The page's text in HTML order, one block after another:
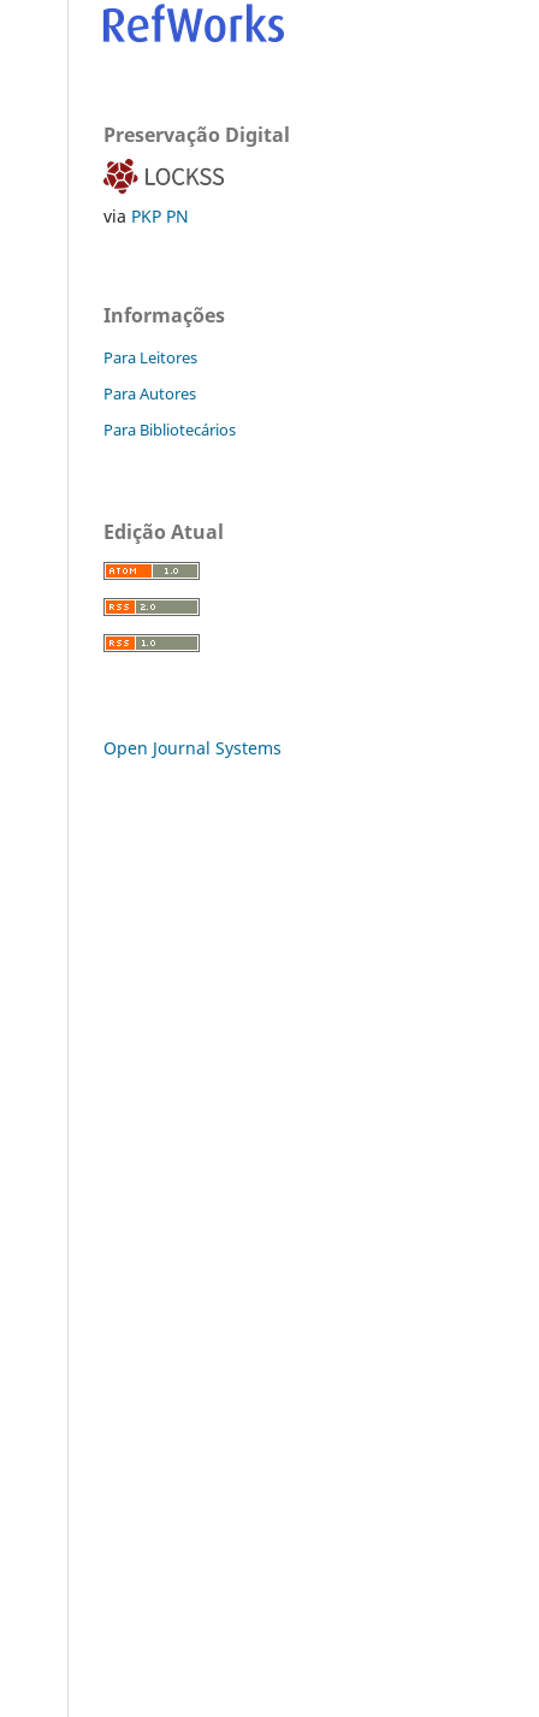
Preservação Digital
via PKP PN
Informações
Para Leitores
Para Autores
Para Bibliotecários
Edição Atual
Open Journal Systems